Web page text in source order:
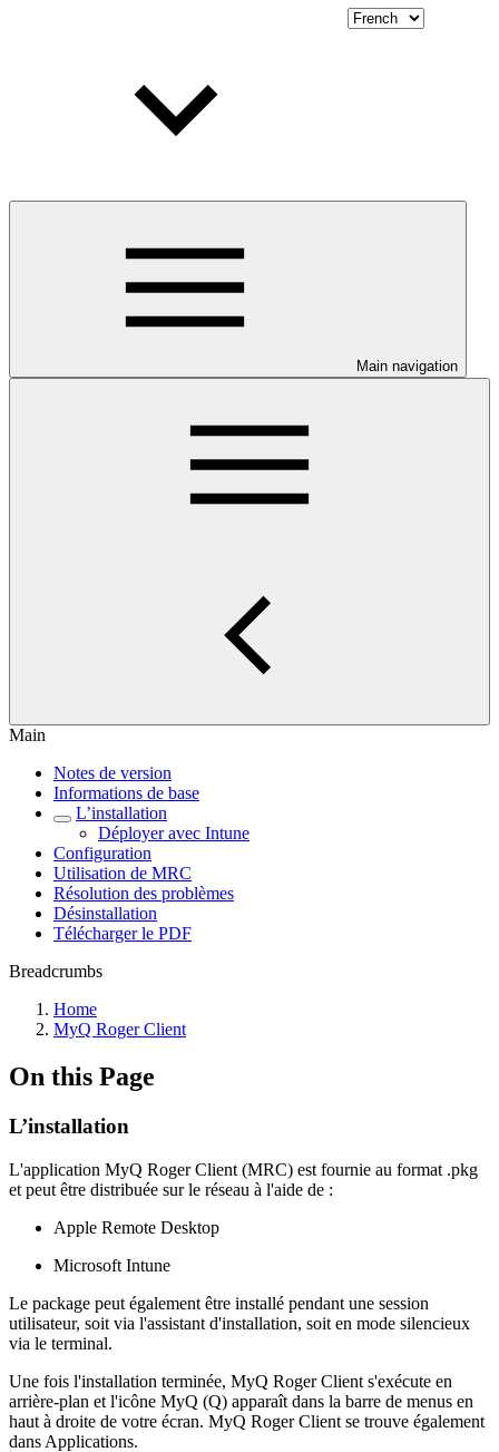
Main navigation
Main
Notes de version
Informations de base
L’installation
Déployer avec Intune
Configuration
Utilisation de MRC
Résolution des problèmes
Désinstallation
Télécharger le PDF
Breadcrumbs
Home
MyQ Roger Client
On this Page
L’installation
L'application MyQ Roger Client (MRC) est fournie au format .pkg
et peut être distribuée sur le réseau à l'aide de :
Apple Remote Desktop
Microsoft Intune
Le package peut également être installé pendant une session
utilisateur, soit via l'assistant d'installation, soit en mode silencieux
via le terminal.
Une fois l'installation terminée, MyQ Roger Client s'exécute en
arrière-plan et l'icône MyQ (Q) apparaît dans la barre de menus en
haut à droite de votre écran. MyQ Roger Client se trouve également
dans Applications.